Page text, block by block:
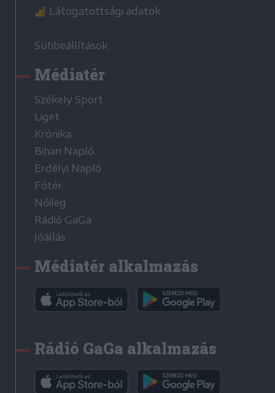
Látogatottsági adatok
Sütibeállítások
Médiatér
Székely Sport
Liget
Krónika
Bihari Napló
Erdélyi Napló
Főtér
Nőileg
Rádió GaGa
Jóállás
Médiatér alkalmazás
Rádió GaGa alkalmazás